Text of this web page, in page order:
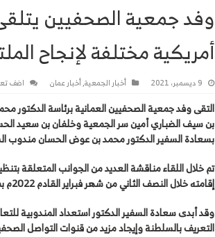
وفد جمعية الصحفيين
أمريكية مختلفة لإنجاح
9 ديسمبر، 2021 أخبار الجمعية,أخبار عمان اضف
التقى وفد جمعية الصحفيين العمانية برئاسة الدكتور
بن سيف الضباري أمين سر الجمعية وخلفان بن سعيد
بسعادة السفير الدكتور محمد بن عوض الحسان مندوب
تم خلال اللقاء مناقشة العديد من الجوانب المتعلقة
إقامته خلال النصف الثاني من شهر فبراير القادم 2022م بمقر المنظمة.
وقد أبدى سعادة السفير الدكتور استعداد المندوبية
التعريف بالسلطنة وإيجاد مزيد من قنوات التواصل